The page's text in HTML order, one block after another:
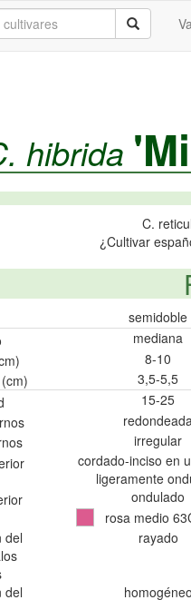
hibrida
C.
¿Cultivar
semidoble
mediana
8-10
3,5-5,5
15-25
redondeada
irregular
cordado-inciso en
ligeramente
ondulado
rosa medio
del
rayado
del
homogéneo